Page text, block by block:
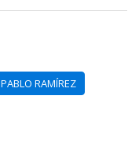
PABLO RAMÍREZ